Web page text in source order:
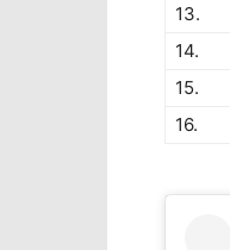
13.
14.
15.
16.